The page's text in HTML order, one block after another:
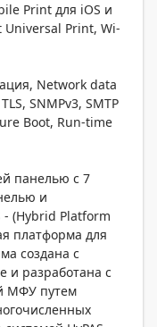
Print для iOS и
Print, Wi-
Network data
SNMPv3, SMTP
Boot, Run-time
панелью с 7
и
- (Hybrid Platform
платформа для
создана с
и разработана с
МФУ путем